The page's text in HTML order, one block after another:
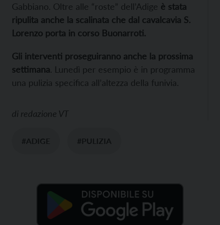
Gabbiano. Oltre alle “roste” dell’Adige è stata
ripulita anche la scalinata che dal cavalcavia S.
Lorenzo porta in corso Buonarroti.
Gli interventi proseguiranno anche la prossima
settimana. Lunedì per esempio è in programma
una pulizia specifica all’altezza della funivia.
di redazione VT
#ADIGE #PULIZIA